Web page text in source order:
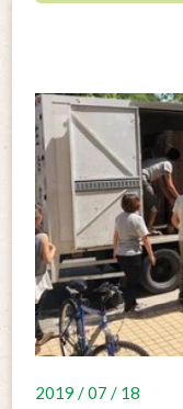
2019 / 07 / 18